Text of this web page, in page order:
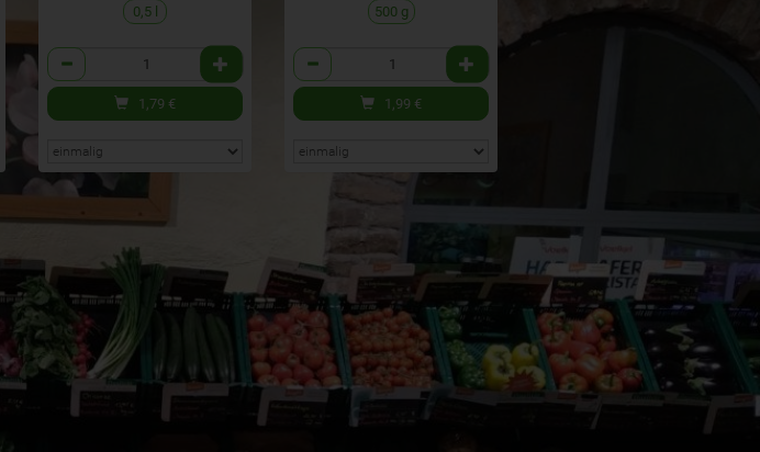
0,5 l
Anzahl
1,79 €
500 g
Anzahl
1,99 €